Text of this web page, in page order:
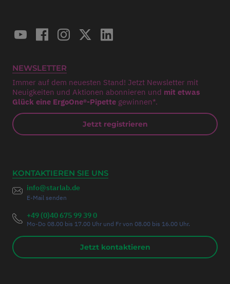
NEWSLETTER
Immer auf dem neuesten Stand! Jetzt Newsletter mit
Neuigkeiten und Aktionen abonnieren und mit etwas
Glück eine ErgoOne®-Pipette gewinnen*.
Jetzt registrieren
KONTAKTIEREN SIE UNS
info@starlab.de
E-Mail senden
+49 (0)40 675 99 39 0
Mo-Do 08.00 bis 17.00 Uhr und Fr von 08.00 bis 16.00 Uhr.
Jetzt kontaktieren